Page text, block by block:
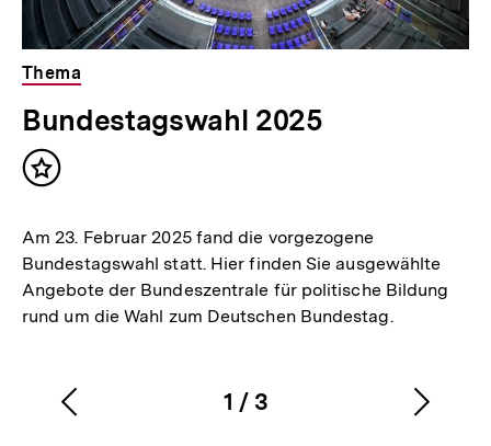
Thema
Bundestagswahl 2025
Inhalt
Am 23. Februar 2025 fand die vorgezogene
Bundestagswahl statt. Hier finden Sie ausgewählte
Angebote der Bundeszentrale für politische Bildung
rund um die Wahl zum Deutschen Bundestag.
Karussellinhalt
1
von
/ 3
Vorherigen